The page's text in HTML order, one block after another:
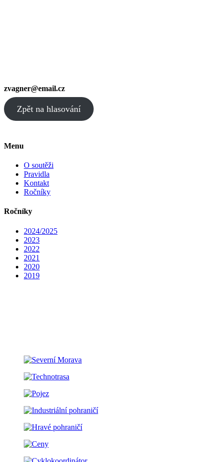
zvagner@email.cz
Zpět na hlasování
Menu
O soutěži
Pravidla
Kontakt
Ročníky
Ročníky
2024/2025
2023
2022
2021
2020
2019